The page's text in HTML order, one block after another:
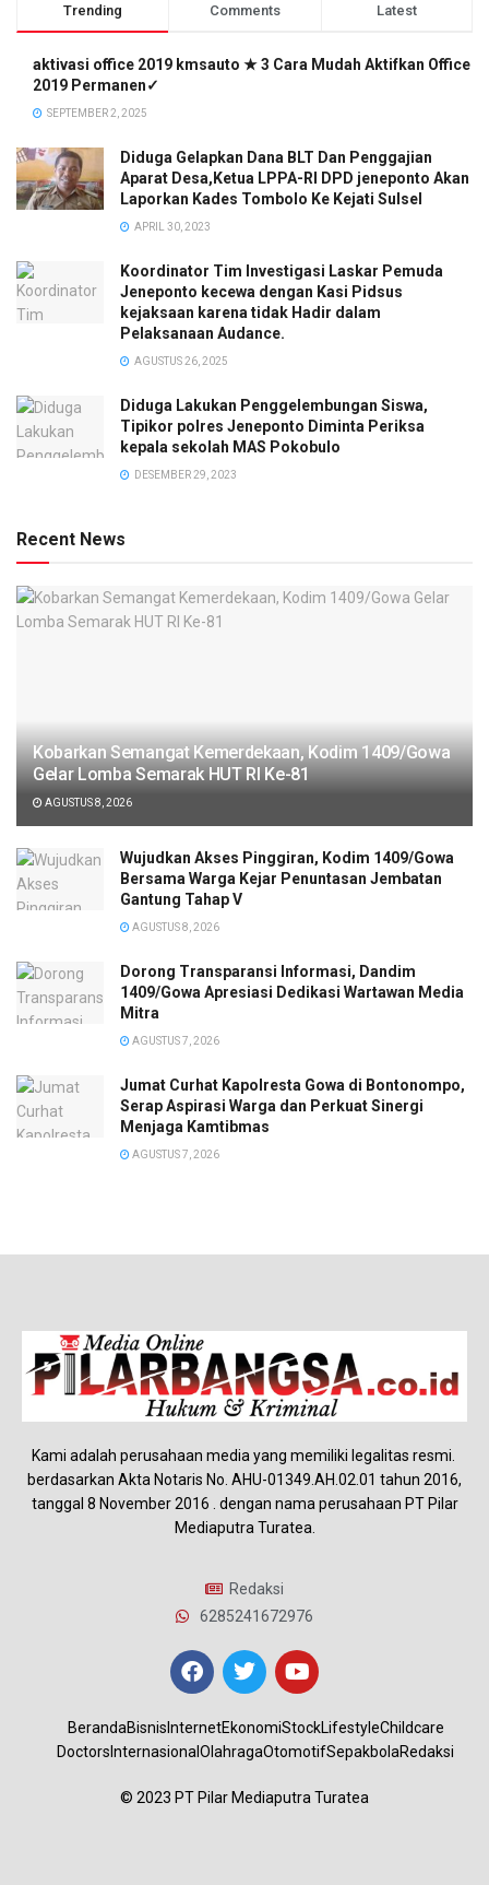
Trending Comments Latest
aktivasi office 2019 kmsauto ★ 3 Cara Mudah Aktifkan Office
2019 Permanen✓
SEPTEMBER 2, 2025
Diduga Gelapkan Dana BLT Dan Penggajian
Aparat Desa,Ketua LPPA-RI DPD jeneponto Akan
Laporkan Kades Tombolo Ke Kejati Sulsel
APRIL 30, 2023
Koordinator Tim Investigasi Laskar Pemuda
Jeneponto kecewa dengan Kasi Pidsus
kejaksaan karena tidak Hadir dalam
Pelaksanaan Audance.
AGUSTUS 26, 2025
Diduga Lakukan Penggelembungan Siswa,
Tipikor polres Jeneponto Diminta Periksa
kepala sekolah MAS Pokobulo
DESEMBER 29, 2023
Recent News
Kobarkan Semangat Kemerdekaan, Kodim 1409/Gowa
Gelar Lomba Semarak HUT RI Ke-81
AGUSTUS 8, 2026
Wujudkan Akses Pinggiran, Kodim 1409/Gowa
Bersama Warga Kejar Penuntasan Jembatan
Gantung Tahap V
AGUSTUS 8, 2026
Dorong Transparansi Informasi, Dandim
1409/Gowa Apresiasi Dedikasi Wartawan Media
Mitra
AGUSTUS 7, 2026
Jumat Curhat Kapolresta Gowa di Bontonompo,
Serap Aspirasi Warga dan Perkuat Sinergi
Menjaga Kamtibmas
AGUSTUS 7, 2026
Kami adalah perusahaan media yang memiliki legalitas resmi.
berdasarkan Akta Notaris No. AHU-01349.AH.02.01 tahun 2016,
tanggal 8 November 2016 . dengan nama perusahaan PT Pilar
Mediaputra Turatea.
Redaksi
6285241672976
BerandaBisnis InternetEkonomiStockLifestyleChildcare
Doctors Internasional OlahragaOtomotifSepakbolaRedaksi
© 2023 PT Pilar Mediaputra Turatea